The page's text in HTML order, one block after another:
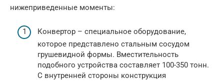
нижеприведенные моменты:
Конвертор – специальное оборудование,
которое представлено стальным сосудом
грушевидной формы. Вместительность
подобного устройства составляет 100-350 тонн.
С внутренней стороны конструкция